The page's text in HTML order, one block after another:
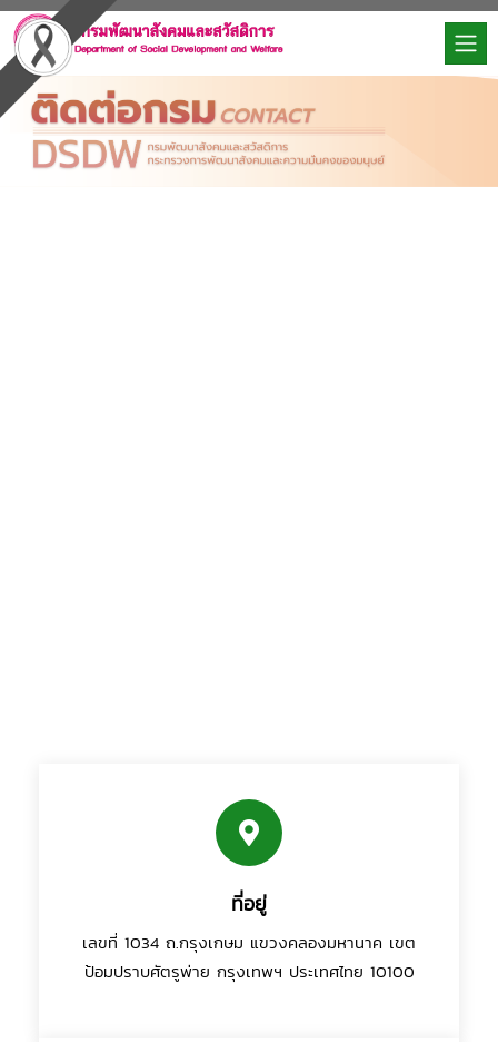
ที่อยู่
เลขที่ 1034 ถ.กรุงเกษม แขวงคลองมหานาค เขต
ป้อมปราบศัตรูพ่าย กรุงเทพฯ ประเทศไทย 10100